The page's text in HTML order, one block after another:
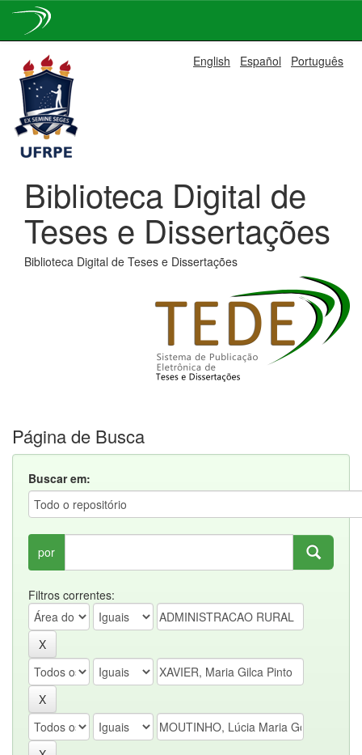
navigation
English Español Português
Biblioteca Digital de
Teses e Dissertações
Biblioteca Digital de Teses e Dissertações
Página de Busca
Buscar em:
por
Filtros correntes: